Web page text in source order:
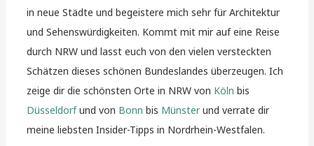
in neue Städte und begeistere mich sehr für Architektur
und Sehenswürdigkeiten. Kommt mit mir auf eine Reise
durch NRW und lasst euch von den vielen versteckten
Schätzen dieses schönen Bundeslandes überzeugen. Ich
zeige dir die schönsten Orte in NRW von Köln bis
Düsseldorfund von Bonn bis Münsterund verrate dir
meine liebsten Insider-Tipps in Nordrhein-Westfalen.